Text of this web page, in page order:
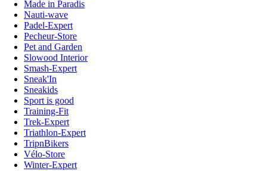
Made in Paradis
Nauti-wave
Padel-Expert
Pecheur-Store
Pet and Garden
Slowood Interior
Smash-Expert
Sneak'In
Sneakids
Sport is good
Training-Fit
Trek-Expert
Triathlon-Expert
TripnBikers
Vélo-Store
Winter-Expert